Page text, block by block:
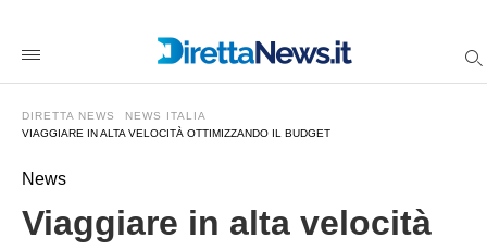
/2025/12/15/viaggiare-
velocita-
ottimizzando-
DIRETTA NEWS
NEWS ITALIA
VIAGGIARE IN ALTA VELOCITÀ OTTIMIZZANDO IL BUDGET
News
Viaggiare in alta velocità